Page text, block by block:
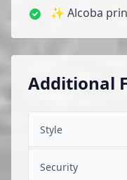
✨ Alcoba
Additional
Style
Security